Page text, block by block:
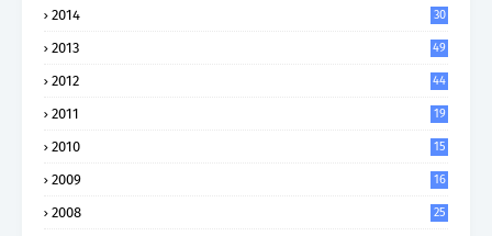
2014 30
2013 49
2012 44
2011 19
2010 15
2009 16
2008 25